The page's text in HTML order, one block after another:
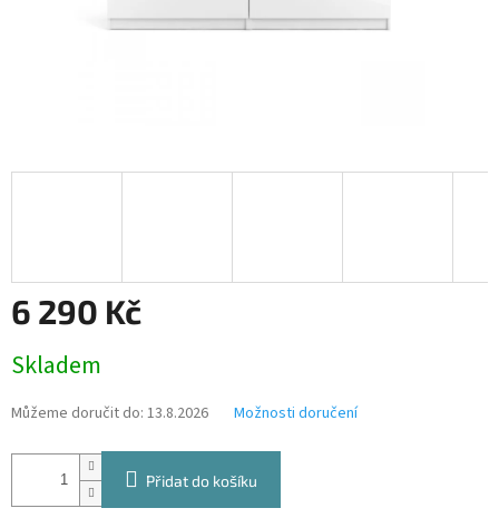
6 290 Kč
cena:
Skladem
Můžeme doručit do: 13.8.2026 Možnosti doručení
Přidat do košíku